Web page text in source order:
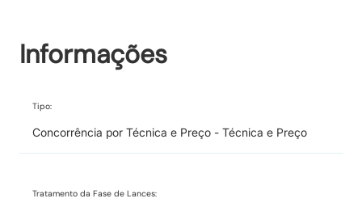
Informações
Tipo:
Concorrência por Técnica e Preço - Técnica e Preço
Tratamento da Fase de Lances: